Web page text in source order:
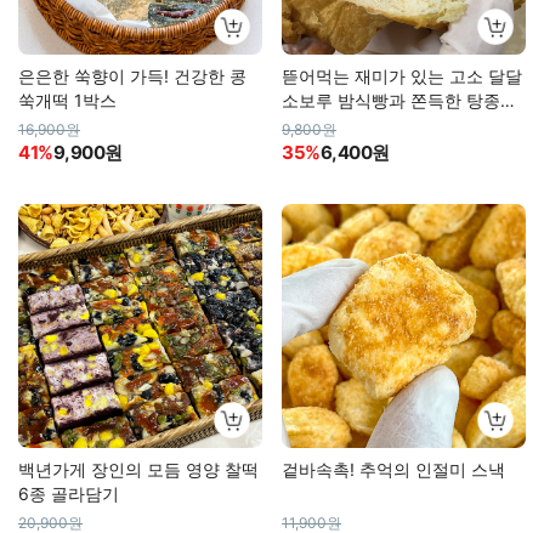
은은한 쑥향이 가득! 건강한 콩
쑥개떡 1박스
16,900원
41%9,900원
뜯어먹는 재미가 있는 고소 달달
소보루 밤식빵과 쫀득한 탕종식
빵
9,800원
35%6,400원
백년가게 장인의 모듬 영양 찰떡
6종 골라담기
20,900원
겉바속촉! 추억의 인절미 스낵
11,900원